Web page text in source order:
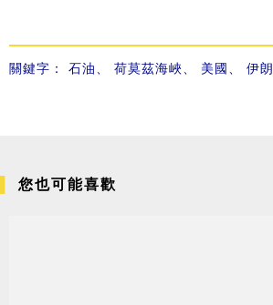
關鍵字： 石油、 荷莫茲海峽、 美國 、 伊朗
您也可能喜歡